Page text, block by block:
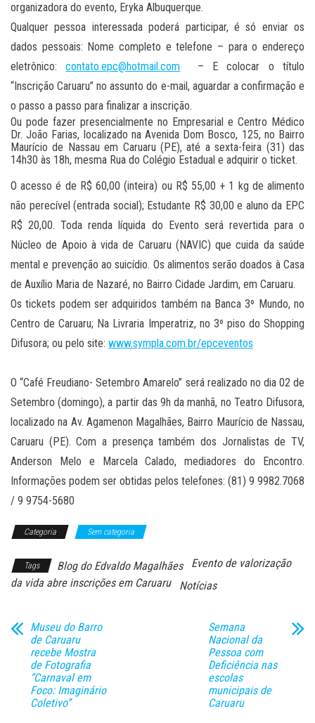
organizadora do evento, Eryka Albuquerque.
Qualquer pessoa interessada poderá participar, é só enviar os
dados pessoais: Nome completo e telefone – para o endereço
eletrônico:contato.epc@hotmail.com – E colocar o título
“Inscrição Caruaru” no assunto do e-mail, aguardar a confirmação e
o passo a passo para finalizar a inscrição.
Ou pode fazer presencialmente no Empresarial e Centro Médico
Dr. João Farias, localizado na Avenida Dom Bosco, 125, no Bairro
Maurício de Nassau em Caruaru (PE), até a sexta-feira (31) das
14h30 às 18h, mesma Rua do Colégio Estadual e adquirir o ticket.
O acesso é de R$ 60,00 (inteira) ou R$ 55,00 + 1 kg de alimento
não perecível (entrada social); Estudante R$ 30,00 e aluno da EPC
R$ 20,00. Toda renda líquida do Evento será revertida para o
Núcleo de Apoio à vida de Caruaru (NAVIC) que cuida da saúde
mental e prevenção ao suicídio. Os alimentos serão doados à Casa
de Auxílio Maria de Nazaré, no Bairro Cidade Jardim, em Caruaru.
Os tickets podem ser adquiridos também na Banca 3º Mundo, no
Centro de Caruaru; Na Livraria Imperatriz, no 3º piso do Shopping
Difusora; ou pelo site: www.sympla.com.br/epceventos
O “Café Freudiano- Setembro Amarelo” será realizado no dia 02 de
Setembro (domingo), a partir das 9h da manhã, no Teatro Difusora,
localizado na Av. Agamenon Magalhães, Bairro Maurício de Nassau,
Caruaru (PE). Com a presença também dos Jornalistas de TV,
Anderson Melo e Marcela Calado, mediadores do Encontro.
Informações podem ser obtidas pelos telefones: (81) 9 9982.7068
/ 9 9754-5680
Categoria Sem categoria
Tags Blog do Edvaldo Magalhães
Evento de valorização
da vida abre inscrições em Caruaru
Notícias
Museu do Barro
de Caruaru
recebe Mostra
de Fotografia
“Carnaval em
Foco: Imaginário
Coletivo”
Semana
Nacional da
Pessoa com
Deficiência nas
escolas
municipais de
Caruaru